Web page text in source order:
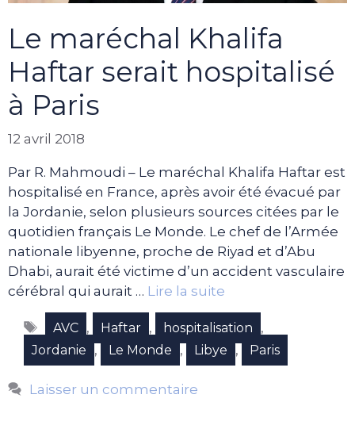
Le maréchal Khalifa
Haftar serait hospitalisé
à Paris
12 avril 2018
Par R. Mahmoudi – Le maréchal Khalifa Haftar est
hospitalisé en France, après avoir été évacué par
la Jordanie, selon plusieurs sources citées par le
quotidien français Le Monde. Le chef de l’Armée
nationale libyenne, proche de Riyad et d’Abu
Dhabi, aurait été victime d’un accident vasculaire
cérébral qui aurait … Lire la suite
Étiquettes
AVC , Haftar , hospitalisation ,
Jordanie , Le Monde , Libye , Paris
Laisser un commentaire